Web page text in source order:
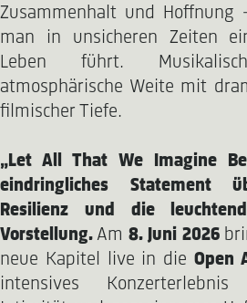
Zusammenhalt und Hoffnung
man in unsicheren Zeiten
Leben führt.
atmosphärische Weite mit
filmischer Tiefe.
„Let All That We Imagine
eindringliches Statement
Resilienz und die
Vorstellung. Am 8. Juni 2026
neue Kapitel live in die Open
intensives